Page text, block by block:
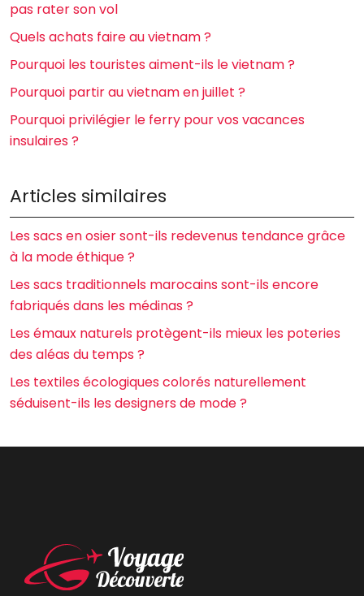
pas rater son vol
Quels achats faire au vietnam ?
Pourquoi les touristes aiment-ils le vietnam ?
Pourquoi partir au vietnam en juillet ?
Pourquoi privilégier le ferry pour vos vacances
insulaires ?
Articles similaires
Les sacs en osier sont-ils redevenus tendance grâce
à la mode éthique ?
Les sacs traditionnels marocains sont-ils encore
fabriqués dans les médinas ?
Les émaux naturels protègent-ils mieux les poteries
des aléas du temps ?
Les textiles écologiques colorés naturellement
séduisent-ils les designers de mode ?